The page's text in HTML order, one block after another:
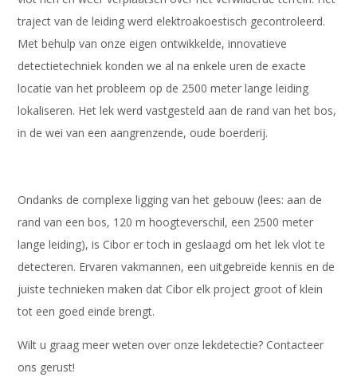
traject van de leiding werd elektroakoestisch gecontroleerd.
Met behulp van onze eigen ontwikkelde, innovatieve
detectietechniek konden we al na enkele uren de exacte
locatie van het probleem op de 2500 meter lange leiding
lokaliseren. Het lek werd vastgesteld aan de rand van het bos,
in de wei van een aangrenzende, oude boerderij.
Ondanks de complexe ligging van het gebouw (lees: aan de
rand van een bos, 120 m hoogteverschil, een 2500 meter
lange leiding), is Cibor er toch in geslaagd om het lek vlot te
detecteren. Ervaren vakmannen, een uitgebreide kennis en de
juiste technieken maken dat Cibor elk project groot of klein
tot een goed einde brengt.
Wilt u graag meer weten over onze lekdetectie? Contacteer
ons gerust!